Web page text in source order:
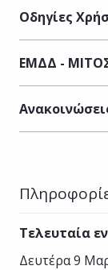
Οδηγίες
ΕΜΔΔ -
Τελευταία
Δευτέρα 9